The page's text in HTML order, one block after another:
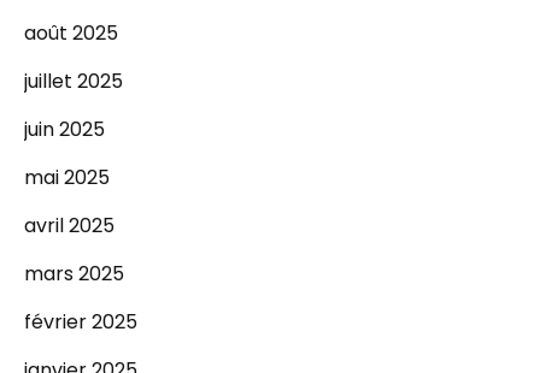
août 2025
juillet 2025
juin 2025
mai 2025
avril 2025
mars 2025
février 2025